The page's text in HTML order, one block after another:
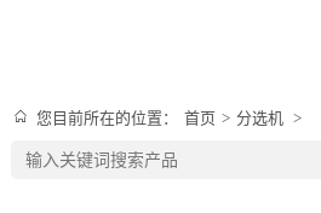
您目前所在的位置： 首页 > 分选机 >